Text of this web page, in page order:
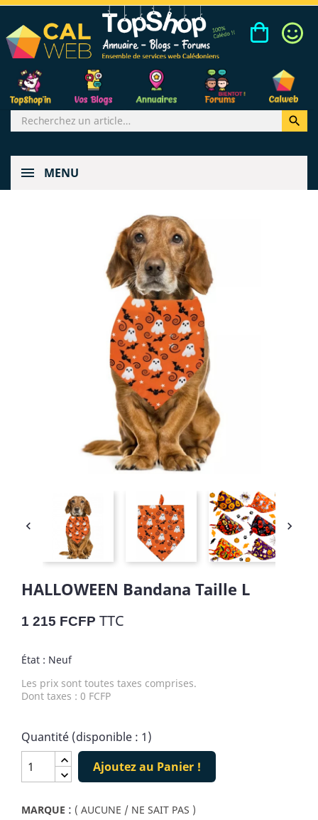

MENU
 
HALLOWEEN Bandana Taille L
1 215 FCFP TTC
État : Neuf
Les prix sont toutes taxes comprises.
Dont taxes : 0 FCFP
Quantité (disponible : 1)
Ajoutez au Panier !
MARQUE : ( AUCUNE / NE SAIT PAS )